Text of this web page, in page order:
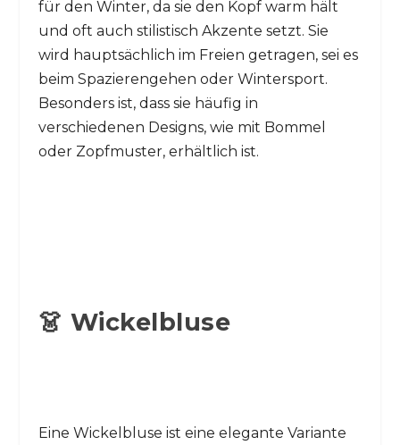
für den Winter, da sie den Kopf warm hält
und oft auch stilistisch Akzente setzt. Sie
wird hauptsächlich im Freien getragen, sei es
beim Spazierengehen oder Wintersport.
Besonders ist, dass sie häufig in
verschiedenen Designs, wie mit Bommel
oder Zopfmuster, erhältlich ist.
👗 Wickelbluse
Eine Wickelbluse ist eine elegante Variante